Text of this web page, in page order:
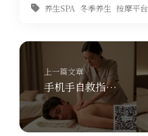
养生SPA 冬季养生 按摩平台
上一篇文章
手机手自救指南：鱼际穴按揉+舒养到家按摩，最快30分钟上门